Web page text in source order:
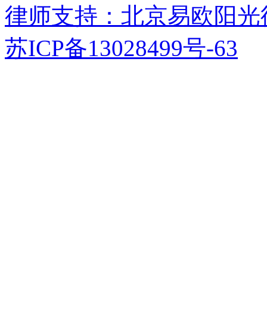
律师支持： 北京易欧阳
苏ICP备13028499号-63